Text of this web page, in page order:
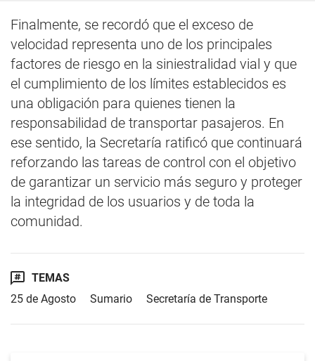
Finalmente, se recordó que el exceso de
velocidad representa uno de los principales
factores de riesgo en la siniestralidad vial y que
el cumplimiento de los límites establecidos es
una obligación para quienes tienen la
responsabilidad de transportar pasajeros. En
ese sentido, la Secretaría ratificó que continuará
reforzando las tareas de control con el objetivo
de garantizar un servicio más seguro y proteger
la integridad de los usuarios y de toda la
comunidad.
TEMAS
25 de Agosto
Sumario Secretaría de Transporte